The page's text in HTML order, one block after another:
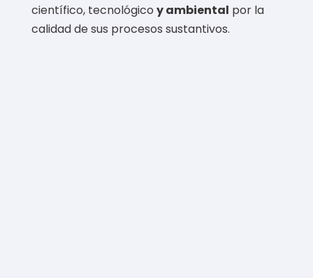
científico, tecnológico y ambiental por la
calidad de sus procesos sustantivos.